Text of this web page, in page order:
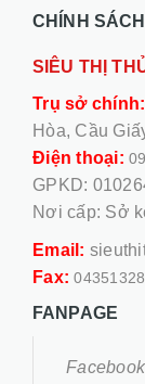
CHÍNH
SIÊU THỊ
Trụ sở chính:
Hòa, Cầu
Điện thoại:
GPKD:
Nơi cấp: Sở
Email:
Fax:
FANPAGE
Facebook